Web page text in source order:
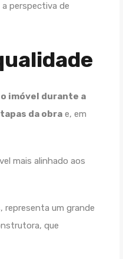
perspectiva de
imóvel durante a
da obra e, em
mais alinhado aos
representa um grande
que